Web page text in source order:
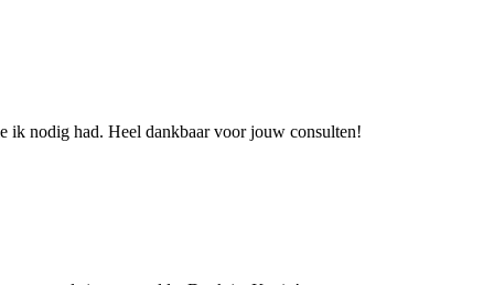
ik nodig had. Heel dankbaar voor jouw consulten!